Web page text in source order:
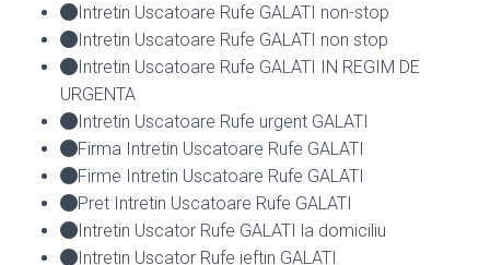
Intretin Uscatoare Rufe GALATI non-stop
Intretin Uscatoare Rufe GALATI non stop
Intretin Uscatoare Rufe GALATI IN REGIM DE
URGENTA
Intretin Uscatoare Rufe urgent GALATI
Firma Intretin Uscatoare Rufe GALATI
Firme Intretin Uscatoare Rufe GALATI
Pret Intretin Uscatoare Rufe GALATI
Intretin Uscator Rufe GALATI la domiciliu
Intretin Uscator Rufe ieftin GALATI